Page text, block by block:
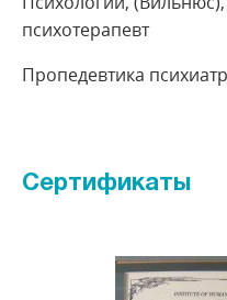
психотерапевт
Пропедевтика
Сертификаты